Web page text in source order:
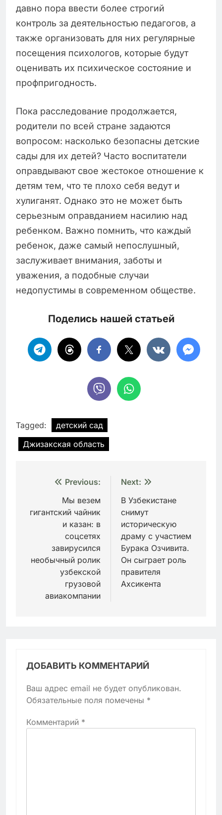
давно пора ввести более строгий
контроль за деятельностью педагогов, а
также организовать для них регулярные
посещения психологов, которые будут
оценивать их психическое состояние и
профпригодность.
Пока расследование продолжается,
родители по всей стране задаются
вопросом: насколько безопасны детские
сады для их детей? Часто воспитатели
оправдывают свое жестокое отношение к
детям тем, что те плохо себя ведут и
хулиганят. Однако это не может быть
серьезным оправданием насилию над
ребенком. Важно помнить, что каждый
ребенок, даже самый непослушный,
заслуживает внимания, заботы и
уважения, а подобные случаи
недопустимы в современном обществе.
Поделись нашей статьей
Tagged:
детский сад
Джизакская область
Навигация
записям
Previous:
Мы везем
гигантский чайник
и казан: в
соцсетях
завирусился
необычный ролик
узбекской
грузовой
авиакомпании
Next:
В Узбекистане
снимут
историческую
драму с участием
Бурака Озчивита.
Он сыграет роль
правителя
Ахсикента
ДОБАВИТЬ КОММЕНТАРИЙ
Ваш адрес email не будет опубликован.
Обязательные поля помечены *
Комментарий *